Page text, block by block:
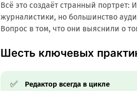
Всё это создаёт странный портрет:
журналистики, но большинство
Вопрос в том, что они выяснили о
Шесть ключевых
✅
Редактор всегда в цикле